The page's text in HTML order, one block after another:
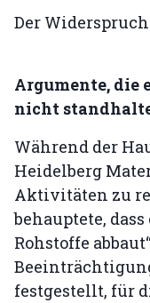
Der
Argumente, die
nicht
Während der
Heidelberg
Aktivitäten zu
behauptete,
Rohstoffe
festgestellt, für